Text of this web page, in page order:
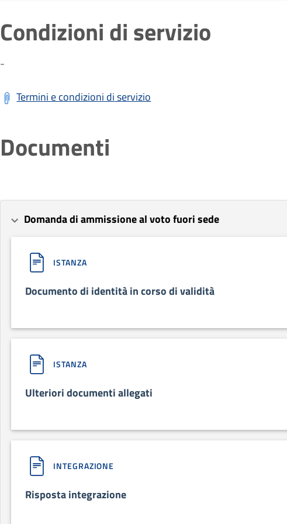
Condizioni di servizio
-
Termini e condizioni di servizio
Documenti
Domanda di ammissione al voto fuori sede
ISTANZA
Documento di identità in corso di validità
ISTANZA
Ulteriori documenti allegati
INTEGRAZIONE
Risposta integrazione